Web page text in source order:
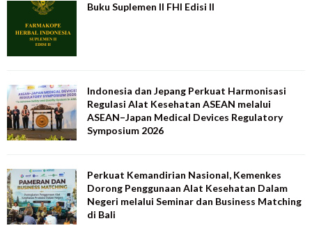
Buku Suplemen II FHI Edisi II
Indonesia dan Jepang Perkuat Harmonisasi
Regulasi Alat Kesehatan ASEAN melalui
ASEAN–Japan Medical Devices Regulatory
Symposium 2026
Perkuat Kemandirian Nasional, Kemenkes
Dorong Penggunaan Alat Kesehatan Dalam
Negeri melalui Seminar dan Business Matching
di Bali